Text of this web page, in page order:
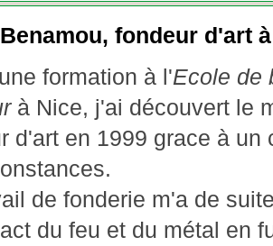
fondeur d'art
formation à l'Ecole de
à Nice, j'ai découvert le
d'art en 1999 grace à un
de fonderie m'a de
du feu et du métal en